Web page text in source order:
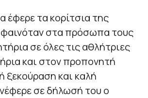
έφερε τα κορίτσια της
στα πρόσωπα τους
σε όλες τις αθλήτριες
και στον προπονητή
ξεκούραση και καλή
σε δήλωσή του ο